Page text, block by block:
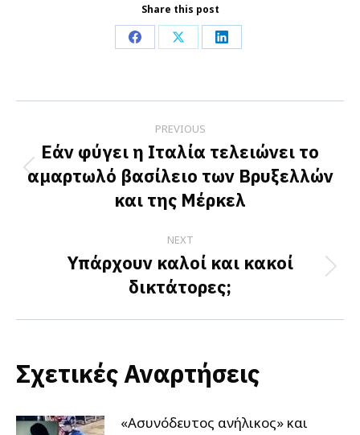
Share this post
Share
Facebook
Share
X
Share
LinkedIn
navigation
PREVIOUS
Previous
post:
Εάν φύγει η Ιταλία τελειώνει το
αμαρτωλό βασίλειο των Βρυξελλών
και της Μέρκελ
NEXT
Next
post:
Υπάρχουν καλοί και κακοί
δικτάτορες;
Σχετικές Αναρτήσεις
«Ασυνόδευτος ανήλικος» και